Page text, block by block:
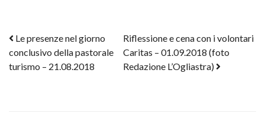
Post navigation
Le presenze nel giorno
conclusivo della pastorale
turismo – 21.08.2018
Riflessione e cena con i volontari
Caritas – 01.09.2018 (foto
Redazione L’Ogliastra)